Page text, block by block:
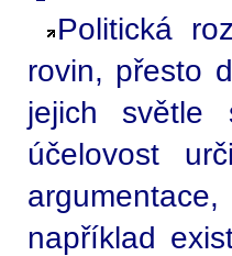
Politická
rovin, přesto
jejich světle
účelovost
například